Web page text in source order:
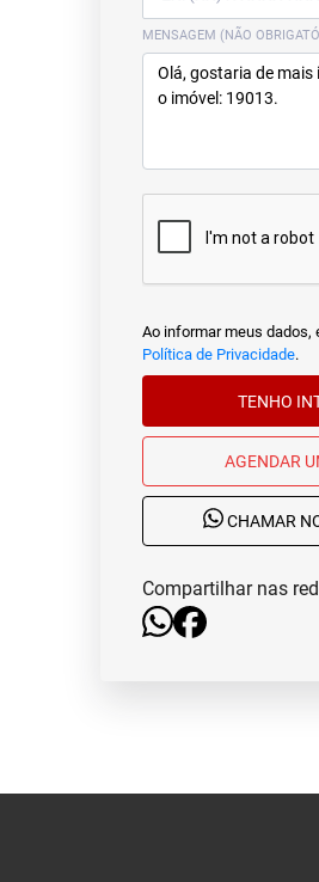
MENSAGEM (NÃO
Ao informar meus dados,
Política de Privacidade.
CHAMAR
Compartilhar nas